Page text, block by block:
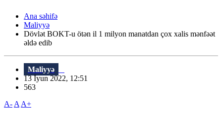
Ana səhifə
Maliyyə
Dövlət BOKT-u ötən il 1 milyon manatdan çox xalis mənfəət
əldə edib
Maliyyə
13 İyun 2022, 12:51
563
A- A A+